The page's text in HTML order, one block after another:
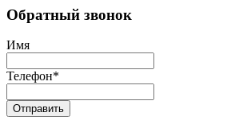
Обратный звонок
Имя
Телефон*
Отправить